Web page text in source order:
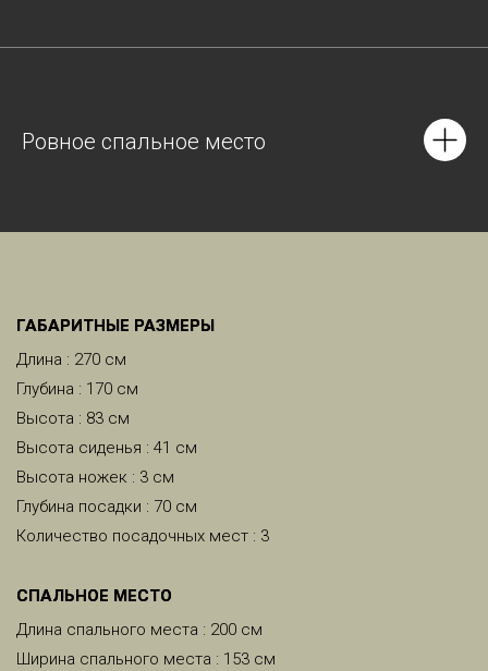
Ровное спальное место
ГАБАРИТНЫЕ РАЗМЕРЫ
Длина : 270 см
Глубина : 170 см
Высота : 83 см
Высота сиденья : 41 см
Высота ножек : 3 см
Глубина посадки : 70 см
Количество посадочных мест : 3
CПАЛЬНОЕ МЕСТО
Длина спального места : 200 см
Ширина спального места : 153 см